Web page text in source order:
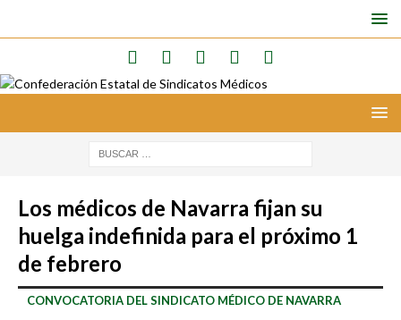
Los médicos de Navarra fijan su
huelga indefinida para el próximo 1
de febrero
CONVOCATORIA DEL SINDICATO MÉDICO DE NAVARRA